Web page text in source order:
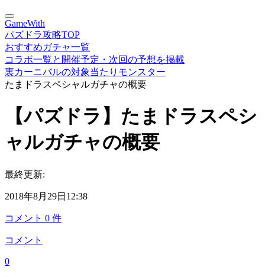
GameWith
パズドラ攻略TOP
おすすめガチャ一覧
コラボ一覧と開催予定・次回の予想を掲載
裏カーニバルの対象当たりモンスター
たまドラスペシャルガチャの概要
【パズドラ】たまドラスペシ
ャルガチャの概要
最終更新:
2018年8月29日12:38
コメント 0 件
コメント
0